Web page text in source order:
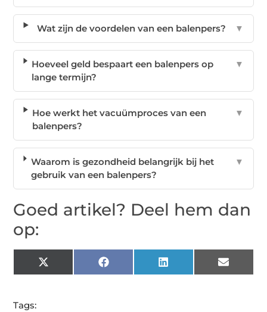
Wat zijn de voordelen van een balenpers? ▼
Hoeveel geld bespaart een balenpers op
lange termijn?
▼
Hoe werkt het vacuümproces van een
balenpers?
▼
Waarom is gezondheid belangrijk bij het
gebruik van een balenpers?
▼
Goed artikel? Deel hem dan
op:
X
(Twitter)
Facebook LinkedIn Email
Tags: